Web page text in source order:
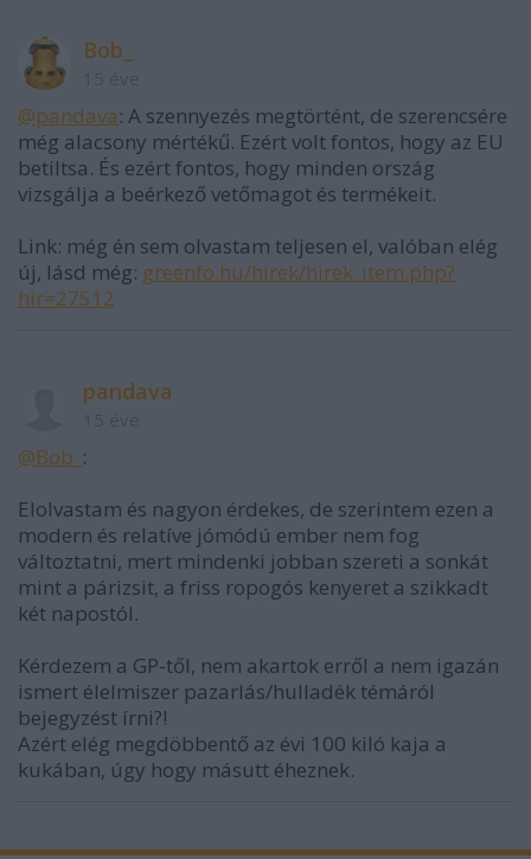
Bob_
@pandava: A szennyezés megtörtént, de szerencsére
még alacsony mértékű. Ezért volt fontos, hogy az EU
betiltsa. És ezért fontos, hogy minden ország
vizsgálja a beérkező vetőmagot és termékeit.
Link: még én sem olvastam teljesen el, valóban elég
új, lásd még: greenfo.hu/hirek/hirek_item.php?
hir=27512
pandava
@Bob_ :
Elolvastam és nagyon érdekes, de szerintem ezen a
modern és relatíve jómódú ember nem fog
változtatni, mert mindenki jobban szereti a sonkát
mint a párizsit, a friss ropogós kenyeret a szikkadt
két napostól.
Kérdezem a GP-től, nem akartok erről a nem igazán
ismert élelmiszer pazarlás/hulladék témáról
bejegyzést írni?!
Azért elég megdöbbentő az évi 100 kiló kaja a
kukában, úgy hogy másutt éheznek.